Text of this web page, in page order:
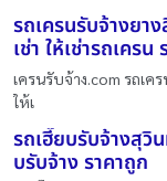
รถเครนรับจ้างยา
เช่า ให้เช่ารถเครน
เครนรับจ้าง.com รถเค
ให้เ
รถเฮี๊ยบรับจ้างสุวิ
บรับจ้าง ราคาถูก